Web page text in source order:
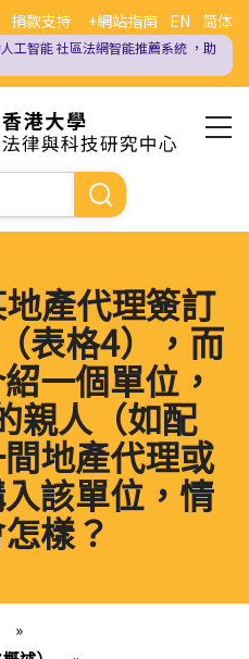
EN 简体
捐款支持 +網站指南
工智能社區法網智能推薦系統 ，助
產代理簽訂
表格4），而
一個單位，
親人（如配
地產代理或
該單位，情
樣？
»